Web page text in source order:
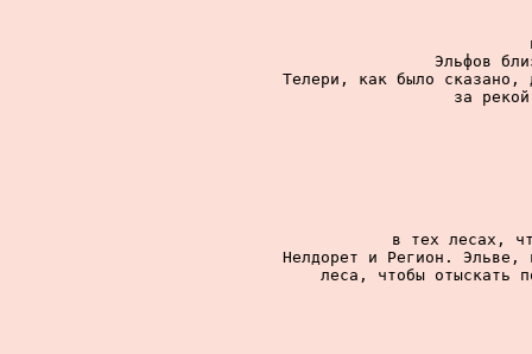
Эльфов
Телери, как было сказано,
за
в тех лесах,
Нелдорет и Регион. Эльве,
леса, чтобы отыскать